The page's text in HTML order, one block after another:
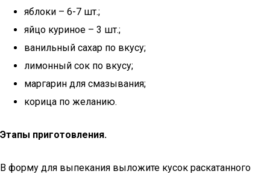
яблоки – 6-7 шт.;
яйцо куриное – 3 шт.;
ванильный сахар по вкусу;
лимонный сок по вкусу;
маргарин для смазывания;
корица по желанию.
Этапы приготовления.
В форму для выпекания выложите кусок раскатанного